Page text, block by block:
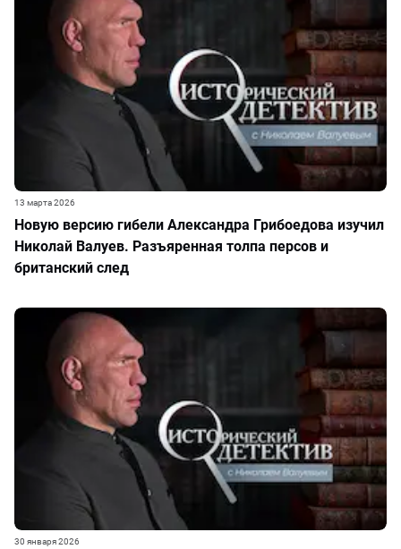
Новую версию гибели Александра Грибоедова изучил
Николай Валуев. Разъяренная толпа персов и
британский след
13 марта 2026
30 января 2026